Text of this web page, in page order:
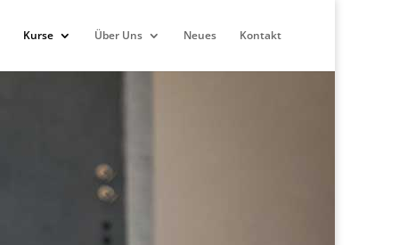
Kurse Über Uns Neues Kontakt